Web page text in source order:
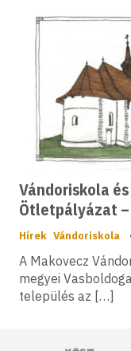
Vándoriskola
Ötletpályázat
Hírek Vándoriskola
A Makovecz
megyei
település az […]